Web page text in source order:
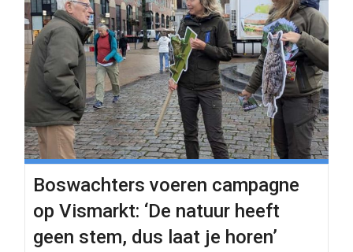
Boswachters voeren campagne
op Vismarkt: ‘De natuur heeft
geen stem, dus laat je horen’